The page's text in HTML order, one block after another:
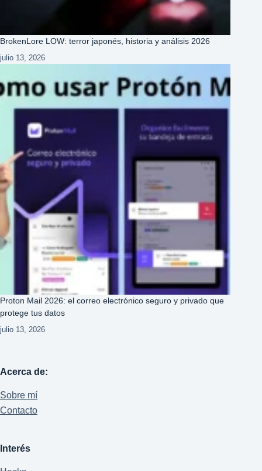
BrokenLore LOW: terror japonés, historia y análisis 2026
julio 13, 2026
Proton Mail 2026: el correo electrónico seguro y privado que
protege tus datos
julio 13, 2026
Acerca de:
Sobre mí
Contacto
Interés